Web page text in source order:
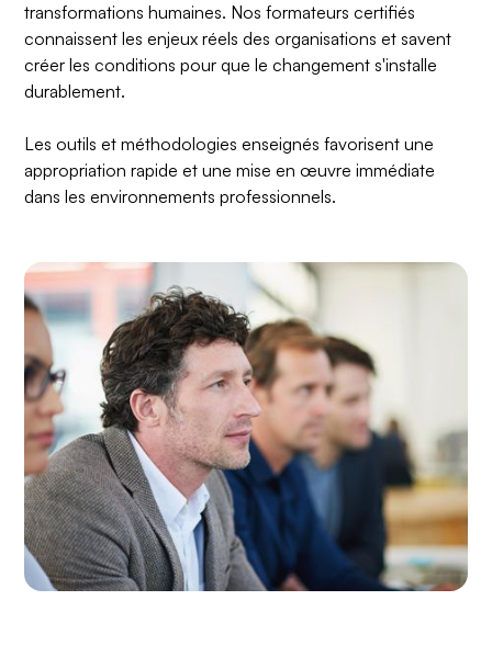
transformations humaines. Nos formateurs certifiés
connaissent les enjeux réels des organisations et savent
créer les conditions pour que le changement s'installe
durablement.
Les outils et méthodologies enseignés favorisent une
appropriation rapide et une mise en œuvre immédiate
dans les environnements professionnels.